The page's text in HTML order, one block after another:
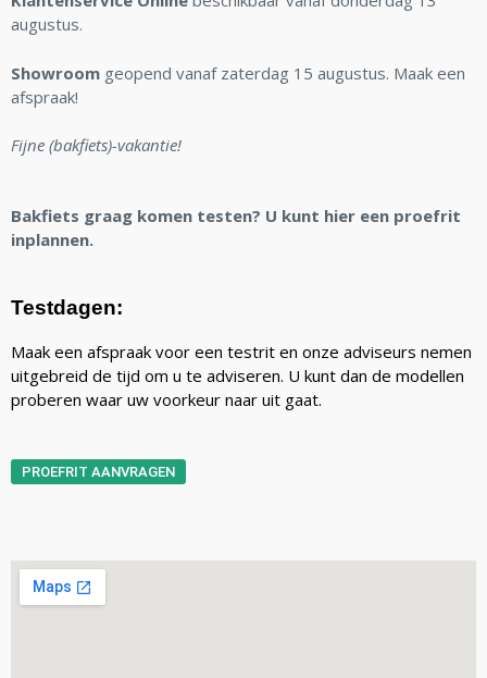
augustus.
Showroom geopend vanaf zaterdag 15 augustus. Maak een
afspraak!
Fijne (bakfiets)-vakantie!
Bakfiets graag komen testen? U kunt hier een proefrit
inplannen.
Testdagen:
Maak een afspraak voor een testrit en onze adviseurs nemen
uitgebreid de tijd om u te adviseren. U kunt dan de modellen
proberen waar uw voorkeur naar uit gaat.
PROEFRIT AANVRAGEN